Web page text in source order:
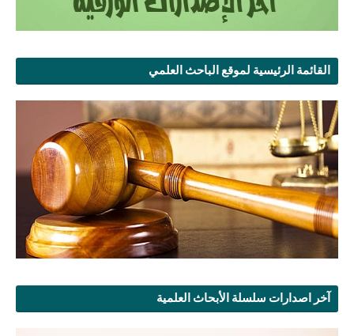
القائمة الرئيسية لموقع الباحث العلمي
آخر اصدارات سلسلة الأبحاث العلمية